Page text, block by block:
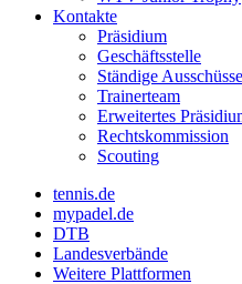
Kontakte
Präsidium
Geschäftsstelle
Ständige Ausschüsse
Trainerteam
Erweitertes
Rechtskommission
Scouting
tennis.de
mypadel.de
DTB
Landesverbände
Weitere Plattformen